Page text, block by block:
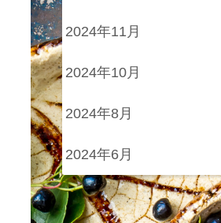
2024年11月
2024年10月
2024年8月
2024年6月